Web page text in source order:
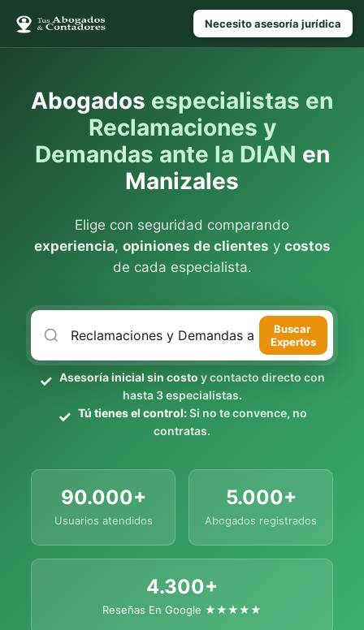
Necesito asesoría jurídica
Abogados especialistas en
Reclamaciones y
Demandas ante la DIAN en
Manizales
Elige con seguridad comparando
experiencia, opiniones de clientes y costos
de cada especialista.
Buscar
Expertos
Asesoría inicial sin costo y contacto directo con
hasta 3 especialistas.
Tú tienes el control:Si no te convence, no
contratas.
90.000+
Usuarios atendidos
5.000+
Abogados registrados
4.300+
Reseñas En Google ★★★★★